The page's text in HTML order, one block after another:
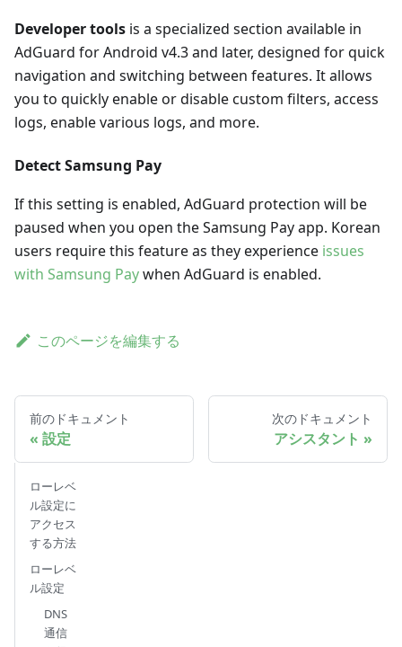
Developer tools is a specialized section available in
AdGuard for Android v4.3 and later, designed for quick
navigation and switching between features. It allows
you to quickly enable or disable custom filters, access
logs, enable various logs, and more.
Detect Samsung Pay
If this setting is enabled, AdGuard protection will be
paused when you open the Samsung Pay app. Korean
users require this feature as they experience issues
with Samsung Paywhen AdGuard is enabled.
このページを編集する
前のドキュメント
設定
次のドキュメント
アシスタント
ローレベ
ル設定に
アクセス
する方法
ローレベ
ル設定
DNS
通信